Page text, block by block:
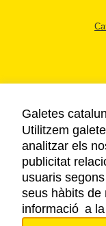
Galetes
Utilitzem
analitzar els
publicitat
usuaris
seus hàbits de
informació a la